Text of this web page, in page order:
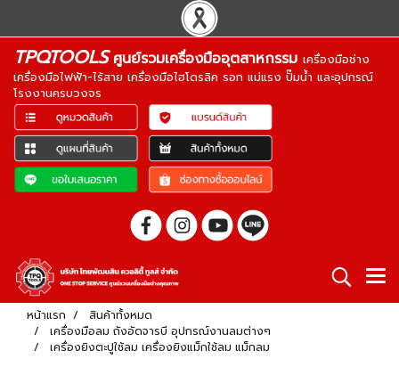
TPQTOOLSศูนย์รวมเครื่องมืออุตสาหกรรม เครื่องมือช่าง
เครื่องมือไฟฟ้า-ไร้สาย เครื่องมือไฮโดรลิค รอก แม่แรง ปั๊มน้ำ และอุปกรณ์
โรงงานครบวงจร
หน้าแรก
สินค้าทั้งหมด
เครื่องมือลม ถังอัดจารบี อุปกรณ์งานลมต่างๆ
เครื่องยิงตะปูใช้ลม เครื่องยิงแม็กใช้ลม แม็กลม